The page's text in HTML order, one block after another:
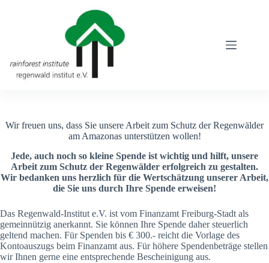
Wir freuen uns, dass Sie unsere Arbeit zum Schutz der Regenwälder
am Amazonas unterstützen wollen!
Jede, auch noch so kleine Spende ist wichtig und hilft, unsere
Arbeit zum Schutz der Regenwälder erfolgreich zu gestalten.
Wir bedanken uns herzlich für die Wertschätzung unserer Arbeit,
die Sie uns durch Ihre Spende erweisen!
Das Regenwald-Institut e.V. ist vom Finanzamt Freiburg-Stadt als
gemeinnützig anerkannt. Sie können Ihre Spende daher steuerlich
geltend machen. Für Spenden bis € 300.- reicht die Vorlage des
Kontoauszugs beim Finanzamt aus. Für höhere Spendenbeträge stellen
wir Ihnen gerne eine entsprechende Bescheinigung aus.